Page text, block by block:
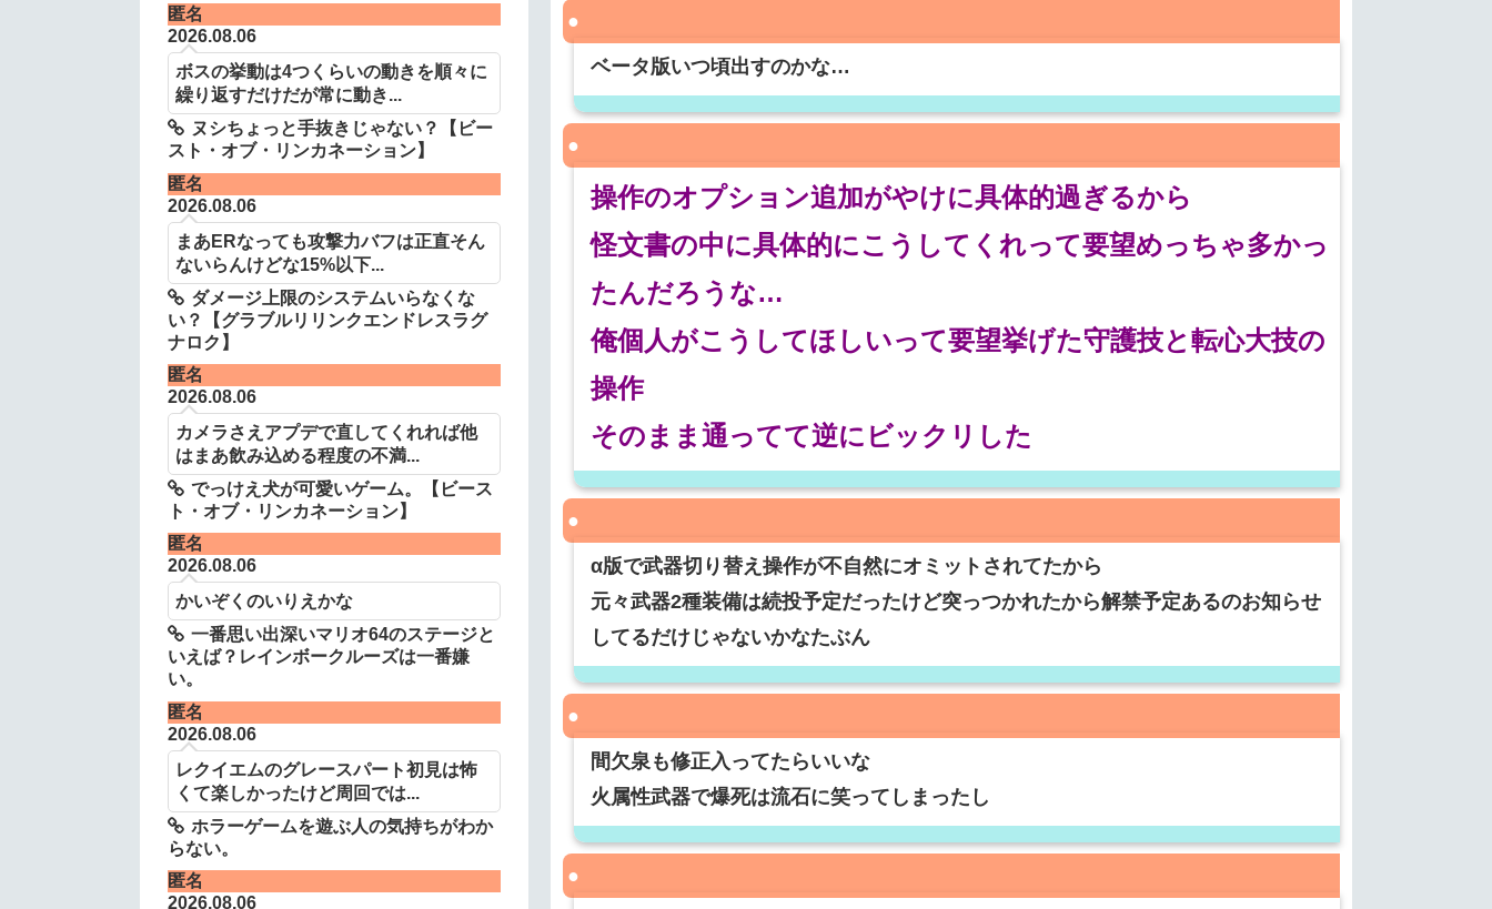
ベータ版いつ頃出すのかな…
操作のオプション追加がやけに具体的過ぎるから
怪文書の中に具体的にこうしてくれって要望めっちゃ多かっ
たんだろうな…
俺個人がこうしてほしいって要望挙げた守護技と転心大技の
操作
そのまま通ってて逆にビックリした
α版で武器切り替え操作が不自然にオミットされてたから
元々武器2種装備は続投予定だったけど突っつかれたから解禁予定あるのお知らせ
してるだけじゃないかなたぶん
間欠泉も修正入ってたらいいな
火属性武器で爆死は流石に笑ってしまったし
匿名
2026.08.06
ボスの挙動は4つくらいの動きを順々に
繰り返すだけだが常に動き...
ヌシちょっと手抜きじゃない？【ビー
スト・オブ・リンカネーション】
匿名
2026.08.06
まあERなっても攻撃力バフは正直そん
ないらんけどな15%以下...
ダメージ上限のシステムいらなくな
い？【グラブルリリンクエンドレスラグ
ナロク】
匿名
2026.08.06
カメラさえアプデで直してくれれば他
はまあ飲み込める程度の不満...
でっけえ犬が可愛いゲーム。【ビース
ト・オブ・リンカネーション】
匿名
2026.08.06
かいぞくのいりえかな
一番思い出深いマリオ64のステージと
いえば？レインボークルーズは一番嫌
い。
匿名
2026.08.06
レクイエムのグレースパート初見は怖
くて楽しかったけど周回では...
ホラーゲームを遊ぶ人の気持ちがわか
らない。
匿名
2026.08.06